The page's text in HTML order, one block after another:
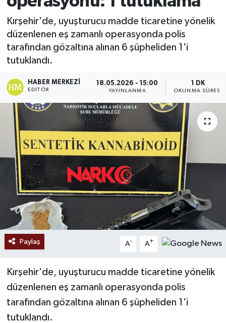
Kırşehir'de, uyuşturucu madde ticaretine yönelik
düzenlenen eş zamanlı operasyonda polis
tarafından gözaltına alınan 6 şüpheliden 1'i
tutuklandı.
HABER MERKEZI
EDITÖR
18.05.2026 - 15:00
YAYINLANMA
1 DK
OKUNMA SÜRESI
Paylaş A- A+
Kırşehir'de, uyuşturucu madde ticaretine yönelik
düzenlenen eş zamanlı operasyonda polis
tarafından gözaltına alınan 6 şüpheliden 1'i
tutuklandı.
Ekonomi
Sağlık